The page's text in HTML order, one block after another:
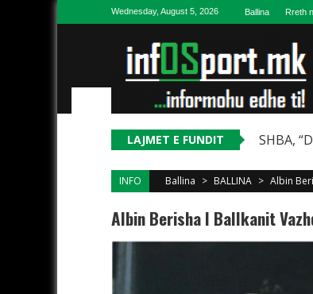
Skip to contentWednesday, August 5, 2026 Ballina Rreth
LAJMET E FUNDIT SHBA,
INFO Ballina > BALLINA > Albin
Albin Berisha I Ballkanit